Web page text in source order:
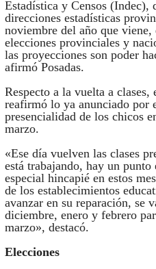
Estadística y Censos (Indec),
direcciones estadísticas
noviembre del año que viene,
elecciones provinciales y
las proyecciones son poder
afirmó Posadas.
Respecto a la vuelta a
reafirmó lo ya anunciado por
presencialidad de los chicos
marzo.
«Ese día vuelven las clases
está trabajando, hay un punto
especial hincapié en estos
de los establecimientos
avanzar en su reparación, se
diciembre, enero y febrero
marzo», destacó.
Elecciones